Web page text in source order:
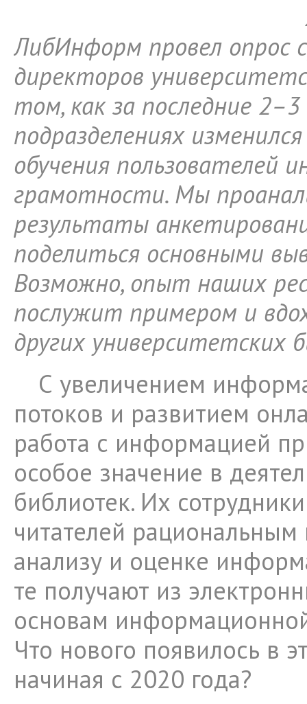
ЛибИнформ провел опрос
директоров
том, как за последние 2–3
подразделениях
обучения пользователей
грамотности. Мы
результаты
поделиться основными
Возможно, опыт наших
послужит примером и
других университетских
С увеличением
потоков и развитием
работа с информацией
особое значение в
библиотек. Их
читателей
анализу и оценке
те получают из
основам
Что нового появилось в
начиная с 2020 года?